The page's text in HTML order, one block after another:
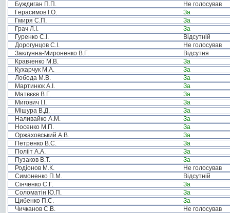
Буждиган П.П.
Не голосував
Герасимов І.О.
За
Гмиря С.П.
За
Грач Л.І.
За
Гуренко С.І.
Відсутній
Дорогунцов С.І.
Не голосував
Заклунна-Мироненко В.Г.
Відсутня
Кравченко М.В.
За
Кухарчук М.А.
За
Лобода М.В.
За
Мартинюк А.І.
За
Матвєєв В.Г.
За
Мигович І.І.
За
Мішура В.Д.
За
Наливайко А.М.
За
Носенко М.П.
За
Оржаховський А.В.
За
Петренко В.С.
За
Полііт А.А.
За
Пузаков В.Т.
За
Родіонов М.К.
Не голосував
Симоненко П.М.
Відсутній
Сінченко С.Г.
За
Соломатін Ю.П.
За
Цибенко П.С.
За
Чичканов С.В.
Не голосував